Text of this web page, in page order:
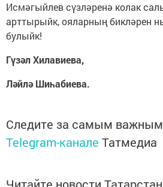
Исмәгыйлев сүзләренә колак
арттырыйк, ояларның бикләрен
булыйк!
Гүзәл Хилавиева,
Ләйлә Шиһабиева.
Следите за самым
Telegram-канале Татмедиа